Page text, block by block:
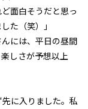
面白そうだと思っ
た（笑）」
には、平日の昼間
しさが予想以上
先に入りました。私